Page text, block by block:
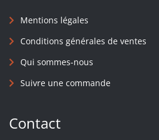
Mentions légales
Conditions générales de ventes
Qui sommes-nous
Suivre une commande
Contact